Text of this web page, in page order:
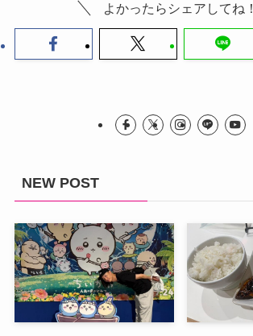
よかったらシェアしてね！
NEW POST